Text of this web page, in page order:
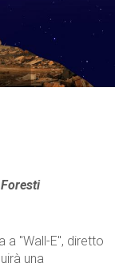
a "Wall-E", diretto
una